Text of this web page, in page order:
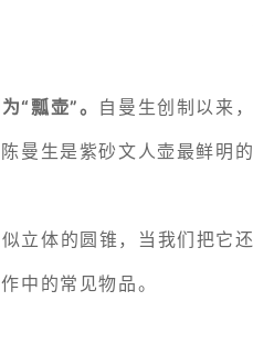
“瓢壶”。 自曼生创制以来
陈曼生是紫砂文人壶最鲜明
立体的圆锥，当我们把它
中的常见物品。